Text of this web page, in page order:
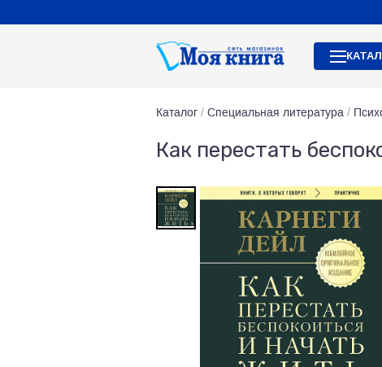
Каталог / Специальная литература /
Как перестать